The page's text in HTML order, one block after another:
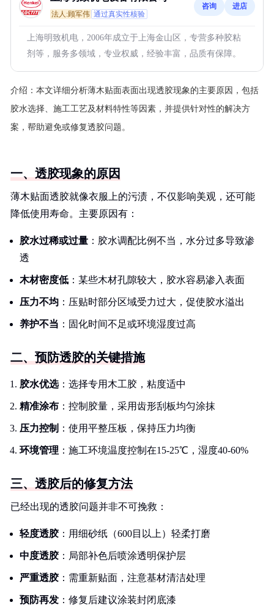
法人:顾军伟 通过真实性核验
咨询 进店
上海明致机电，2006年成立于上海金山区，专营多种胶粘
剂等，服务多领域，专业权威，经验丰富，品质有保障。
介绍： 本文详细分析薄木贴面表面出现透胶现象的主要原因，包括
胶水选择、施工工艺及材料特性等因素，并提供针对性的解决方
案，帮助避免或修复透胶问题。
一、透胶现象的原因
薄木贴面透胶就像衣服上的污渍，不仅影响美观，还可能
降低使用寿命。主要原因有：
胶水过稀或过量 ：胶水调配比例不当，水分过多导致渗
透
木材密度低 ：某些木材孔隙较大，胶水容易渗入表面
压力不均 ：压贴时部分区域受力过大，促使胶水溢出
养护不当 ：固化时间不足或环境湿度过高
二、预防透胶的关键措施
胶水优选：选择专用木工胶，粘度适中
精准涂布 ：控制胶量，采用齿形刮板均匀涂抹
压力控制 ：使用平整压板，保持压力均衡
环境管理 ：施工环境温度控制在15-25℃，湿度40-60%
三、透胶后的修复方法
已经出现的透胶问题并非不可挽救：
轻度透胶：用细砂纸（600目以上）轻柔打磨
中度透胶：局部补色后喷涂透明保护层
严重透胶：需重新贴面，注意基材清洁处理
预防再发 ：修复后建议涂装封闭底漆